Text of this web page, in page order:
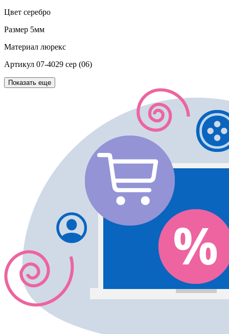
Цвет серебро
Размер 5мм
Материал люрекс
Артикул 07-4029 сер (06)
Показать еще